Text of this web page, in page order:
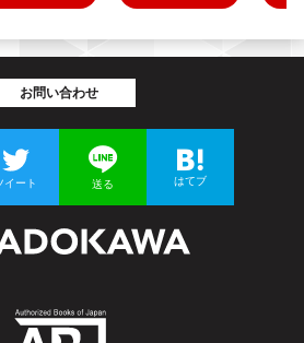
お問い合わせ
イート 送る はてブ